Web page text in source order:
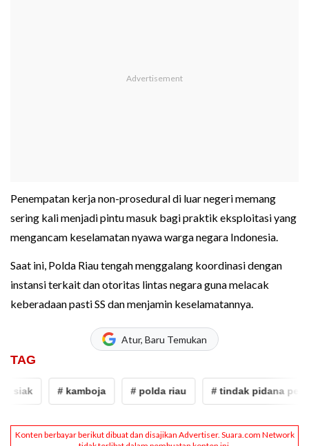
Penempatan kerja non-prosedural di luar negeri memang
sering kali menjadi pintu masuk bagi praktik eksploitasi yang
mengancam keselamatan nyawa warga negara Indonesia.
Saat ini, Polda Riau tengah menggalang koordinasi dengan
instansi terkait dan otoritas lintas negara guna melacak
keberadaan pasti SS dan menjamin keselamatannya.
Atur, Baru Temukan
TAG
siak # kamboja # polda riau # tindak pidana